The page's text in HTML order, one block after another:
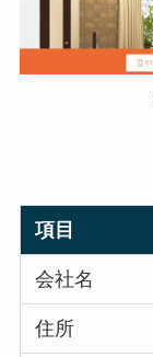
項目
会社名
住所